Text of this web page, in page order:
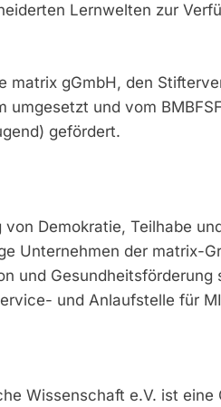
Lernwelten zur
matrix gGmbH, den
umgesetzt und vom
gefördert.
von Demokratie, Teilhabe
Unternehmen der matrix-
und
und Anlaufstelle für
Wissenschaft e.V. ist